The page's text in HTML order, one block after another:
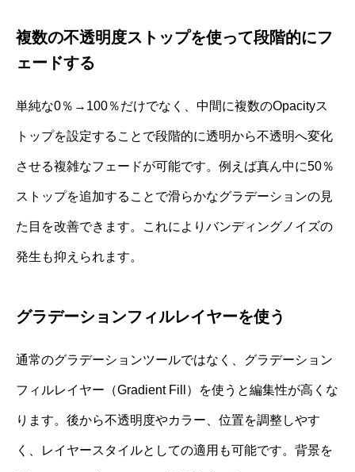
複数の不透明度ストップを使って段階的にフ
ェードする
単純な0％→100％だけでなく、中間に複数のOpacityス
トップを設定することで段階的に透明から不透明へ変化
させる複雑なフェードが可能です。例えば真ん中に50％
ストップを追加することで滑らかなグラデーションの見
た目を改善できます。これによりバンディングノイズの
発生も抑えられます。
グラデーションフィルレイヤーを使う
通常のグラデーションツールではなく、グラデーション
フィルレイヤー（Gradient Fill）を使うと編集性が高くな
ります。後から不透明度やカラー、位置を調整しやす
く、レイヤースタイルとしての適用も可能です。背景を